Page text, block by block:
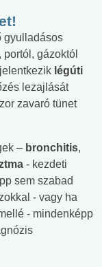
gyulladásos
gázoktól
légúti
lezajlását
zavaró tünet
– bronchitis,
- kezdeti
sem szabad
- vagy ha
- mindenképp